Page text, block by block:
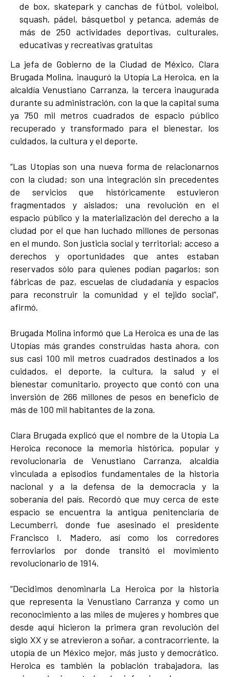
de box, skatepark y canchas de fútbol, voleibol,
squash, pádel, básquetbol y petanca, además de
más de 250 actividades deportivas, culturales,
educativas y recreativas gratuitas
La jefa de Gobierno de la Ciudad de México, Clara
Brugada Molina, inauguró la Utopía La Heroica, en la
alcaldía Venustiano Carranza, la tercera inaugurada
durante su administración, con la que la capital suma
ya 750 mil metros cuadrados de espacio público
recuperado y transformado para el bienestar, los
cuidados, la cultura y el deporte.
“Las Utopías son una nueva forma de relacionarnos
con la ciudad; son una integración sin precedentes
de servicios que históricamente estuvieron
fragmentados y aislados; una revolución en el
espacio público y la materialización del derecho a la
ciudad por el que han luchado millones de personas
en el mundo. Son justicia social y territorial; acceso a
derechos y oportunidades que antes estaban
reservados sólo para quienes podían pagarlos; son
fábricas de paz, escuelas de ciudadanía y espacios
para reconstruir la comunidad y el tejido social”,
afirmó.
Brugada Molina informó que La Heroica es una de las
Utopías más grandes construidas hasta ahora, con
sus casi 100 mil metros cuadrados destinados a los
cuidados, el deporte, la cultura, la salud y el
bienestar comunitario, proyecto que contó con una
inversión de 266 millones de pesos en beneficio de
más de 100 mil habitantes de la zona.
Clara Brugada explicó que el nombre de la Utopía La
Heroica reconoce la memoria histórica, popular y
revolucionaria de Venustiano Carranza, alcaldía
vinculada a episodios fundamentales de la historia
nacional y a la defensa de la democracia y la
soberanía del país. Recordó que muy cerca de este
espacio se encuentra la antigua penitenciaría de
Lecumberri, donde fue asesinado el presidente
Francisco I. Madero, así como los corredores
ferroviarios por donde transitó el movimiento
revolucionario de 1914.
“Decidimos denominarla La Heroica por la historia
que representa la Venustiano Carranza y como un
reconocimiento a las miles de mujeres y hombres que
desde aquí hicieron la primera gran revolución del
siglo XX y se atrevieron a soñar, a contracorriente, la
utopía de un México mejor, más justo y democrático.
Heroica es también la población trabajadora, las